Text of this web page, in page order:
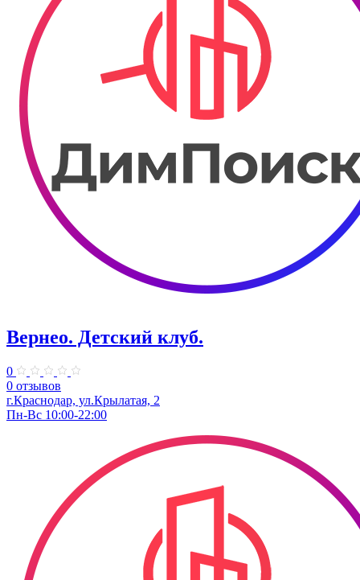
Вернео. Детский клуб.
0
0 отзывов
г.Краснодар, ул.Крылатая, 2
Пн-Вс 10:00-22:00